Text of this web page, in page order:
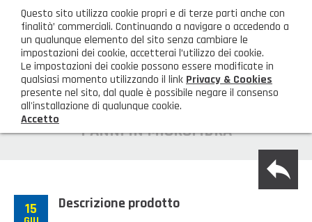
AREA CLIENTI
HOME
GAMMA PRODOTTI
PANNI IN MICROFIBRA
15 Descrizione prodotto
Questo sito utilizza cookie propri e di terze parti anche con
finalità’ commerciali. Continuando a navigare o accedendo a
un qualunque elemento del sito senza cambiare le
impostazioni dei cookie, accetterai l’utilizzo dei cookie.
Le impostazioni dei cookie possono essere modificate in
qualsiasi momento utilizzando il link Privacy & Cookies
presente nel sito, dal quale è possibile negare il consenso
all'installazione di qualunque cookie.
Accetto